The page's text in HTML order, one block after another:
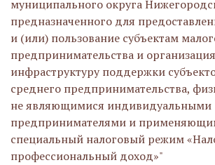
муниципального округа
предназначенного для
и (или) пользование субъектам
предпринимательства и
инфраструктуру поддержки
среднего предпринимательства,
не являющимися индивидуальными
предпринимателями и
специальный налоговый режим
профессиональный доход»"